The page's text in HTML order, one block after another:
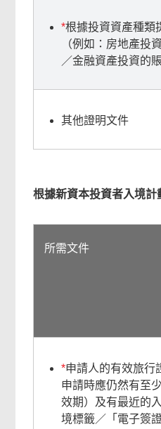
*根據投資資產種類
（例如：房地產投
／金融資產投資的
其他證明文件
根據新資本投資者入境計
所需文件
*申請人的有效旅行
申請時應仍然有至
效期）及有最近的
境標籤／「電子簽